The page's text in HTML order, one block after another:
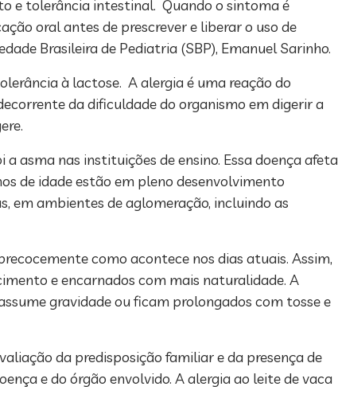
e tolerância intestinal. Quando o sintoma é
oral antes de prescrever e liberar o uso de
Brasileira de Pediatria (SBP), Emanuel Sarinho.
à lactose. A alergia é uma reação do
da dificuldade do organismo em digerir a
asma nas instituições de ensino. Essa doença afeta
de idade estão em pleno desenvolvimento
em ambientes de aglomeração, incluindo as
como acontece nos dias atuais. Assim,
e encarnados com mais naturalidade. A
gravidade ou ficam prolongados com tosse e
da predisposição familiar e da presença de
e do órgão envolvido. A alergia ao leite de vaca